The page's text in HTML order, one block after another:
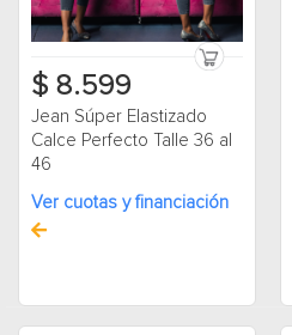
$ 8.599
Jean Súper Elastizado
Calce Perfecto Talle 36 al
46
Ver cuotas y financiación